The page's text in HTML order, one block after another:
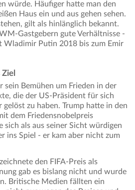
würde. Häufiger hatte man den
Haus ein und aus gehen sehen.
gilt als hinlänglich bekannt.
Gastgebern gute Verhältnisse -
Wladimir Putin 2018 bis zum Emir
sein Bemühen um Frieden in der
die der US-Präsident für sich
zu haben. Trump hatte in den
dem Friedensnobelpreis
sich als aus seiner Sicht würdigen
ins Spiel - er kam aber nicht zum
den FIFA-Preis als
gab es bislang nicht und wurde
Britische Medien fällten ein